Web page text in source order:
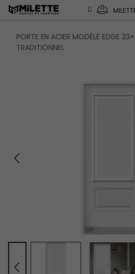
PORTE EN ACIER MODÈLE EDGE
TRADITIONNEL